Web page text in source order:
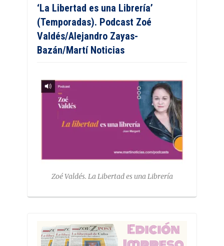
‘La Libertad es una Librería’
(Temporadas). Podcast Zoé
Valdés/Alejandro Zayas-
Bazán/Martí Noticias
Zoé Valdés. La Libertad es una Librería